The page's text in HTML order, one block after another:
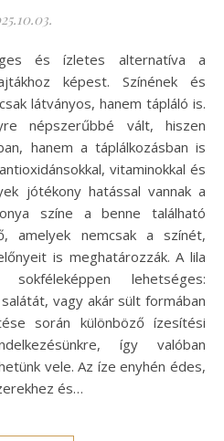
képest. Színének és
látványos, hanem tápláló is.
népszerűbbé vált, hiszen
hanem a táplálkozásban is
vitaminokkal és
jótékony hatással vannak a
színe a benne található
amelyek nemcsak a színét,
is meghatározzák. A lila
sokféleképpen lehetséges:
vagy akár sült formában
során különböző ízesítési
így valóban
vele. Az íze enyhén édes,
és…